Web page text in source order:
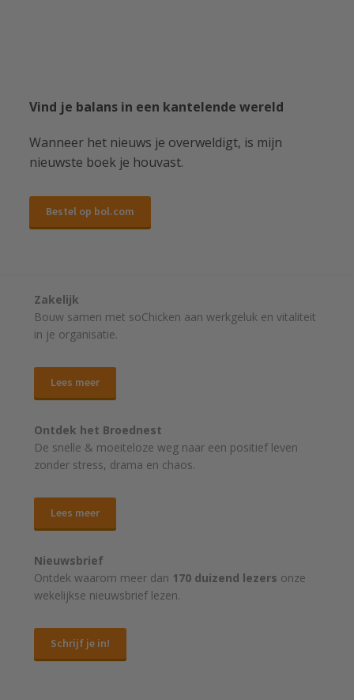
Vind je balans in een kantelende wereld
Wanneer het nieuws je overweldigt, is mijn
nieuwste boek je houvast.
Bestel op bol.com
Zakelijk
Bouw samen met soChicken aan werkgeluk en vitaliteit
in je organisatie.
Lees meer
Ontdek het Broednest
De snelle & moeiteloze weg naar een positief leven
zonder stress, drama en chaos.
Lees meer
Nieuwsbrief
Ontdek waarom meer dan 170 duizend lezers onze
wekelijkse nieuwsbrief lezen.
Schrijf je in!